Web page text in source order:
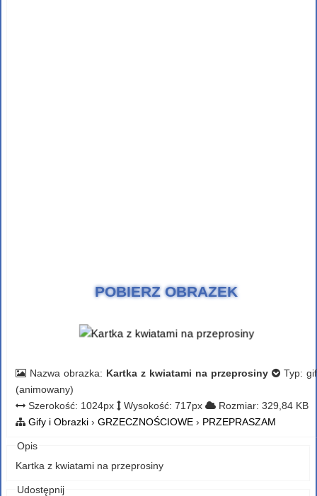
POBIERZ OBRAZEK
Nazwa obrazka: Kartka z kwiatami na przeprosiny
Typ: gif
(animowany)
Szerokość: 1024px Wysokość: 717px
Rozmiar: 329,84 KB
Gify i Obrazki› GRZECZNOŚCIOWE › PRZEPRASZAM
Opis
Kartka z kwiatami na przeprosiny
Udostępnij